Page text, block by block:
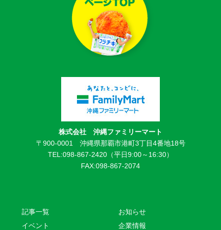
株式会社 沖縄ファミリーマート
〒900-0001 沖縄県那覇市港町3丁目4番地18号
TEL:098-867-2420（平日9:00～16:30）
FAX:098-867-2074
記事一覧
イベント
お知らせ
企業情報